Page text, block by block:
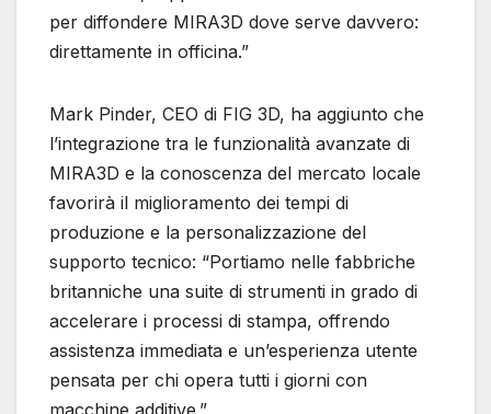
per diffondere MIRA3D dove serve davvero:
direttamente in officina.”
Mark Pinder, CEO di FIG 3D, ha aggiunto che
l’integrazione tra le funzionalità avanzate di
MIRA3D e la conoscenza del mercato locale
favorirà il miglioramento dei tempi di
produzione e la personalizzazione del
supporto tecnico: “Portiamo nelle fabbriche
britanniche una suite di strumenti in grado di
accelerare i processi di stampa, offrendo
assistenza immediata e un’esperienza utente
pensata per chi opera tutti i giorni con